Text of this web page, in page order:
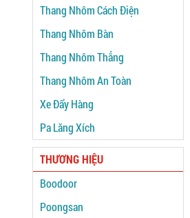
Thang Nhôm Cách Điện
Thang Nhôm Bàn
Thang Nhôm Thẳng
Thang Nhôm An Toàn
Xe Đẩy Hàng
Pa Lăng Xích
THƯƠNG HIỆU
Boodoor
Poongsan